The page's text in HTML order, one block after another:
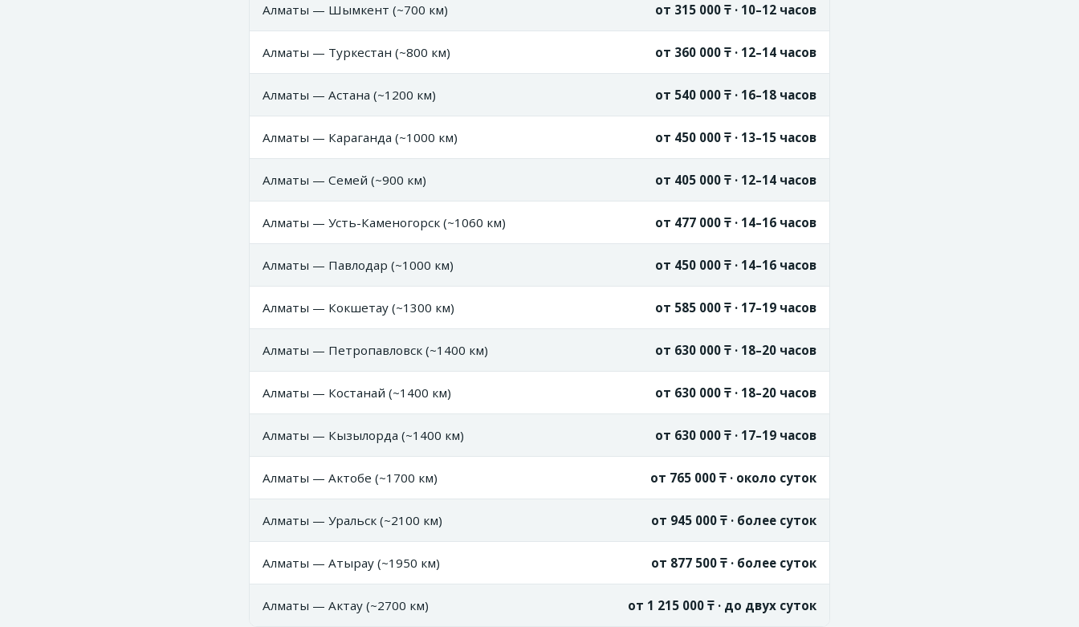
Алматы — Шымкент (~700 км) от 315 000 ₸ · 10–12 часов
Алматы — Туркестан (~800 км) от 360 000 ₸ · 12–14 часов
Алматы — Астана (~1200 км) от 540 000 ₸ · 16–18 часов
Алматы — Караганда (~1000 км) от 450 000 ₸ · 13–15 часов
Алматы — Семей (~900 км) от 405 000 ₸ · 12–14 часов
Алматы — Усть-Каменогорск (~1060 км) от 477 000 ₸ · 14–16 часов
Алматы — Павлодар (~1000 км) от 450 000 ₸ · 14–16 часов
Алматы — Кокшетау (~1300 км) от 585 000 ₸ · 17–19 часов
Алматы — Петропавловск (~1400 км) от 630 000 ₸ · 18–20 часов
Алматы — Костанай (~1400 км) от 630 000 ₸ · 18–20 часов
Алматы — Кызылорда (~1400 км) от 630 000 ₸ · 17–19 часов
Алматы — Актобе (~1700 км) от 765 000 ₸ · около суток
Алматы — Уральск (~2100 км) от 945 000 ₸ · более суток
Алматы — Атырау (~1950 км) от 877 500 ₸ · более суток
Алматы — Актау (~2700 км) от 1 215 000 ₸ · до двух суток